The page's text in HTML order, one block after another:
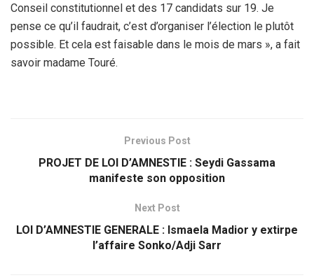
Conseil constitutionnel et des 17 candidats sur 19. Je
pense ce qu’il faudrait, c’est d’organiser l’élection le plutôt
possible. Et cela est faisable dans le mois de mars », a fait
savoir madame Touré.
Previous Post
PROJET DE LOI D’AMNESTIE : Seydi Gassama
manifeste son opposition
Next Post
LOI D’AMNESTIE GENERALE : Ismaela Madior y extirpe
l’affaire Sonko/Adji Sarr